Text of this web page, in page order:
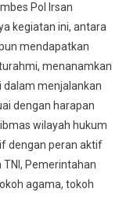
Pol Irsan
kegiatan ini, antara
mendapatkan
menanamkan
menjalankan
dengan harapan
wilayah hukum
dengan peran aktif
Pemerintahan
agama, tokoh